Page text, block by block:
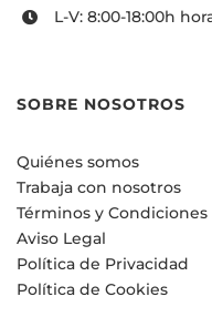
L-V: 8:00-18:00h
SOBRE NOSOTROS
Quiénes somos
Trabaja con nosotros
Términos y Condiciones
Aviso Legal
Política de Privacidad
Política de Cookies